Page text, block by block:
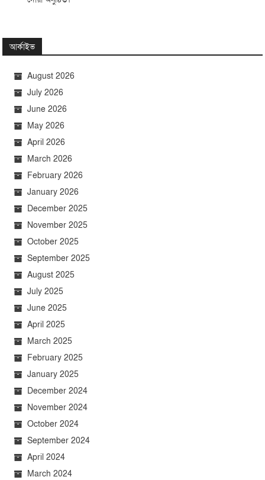
আর্কাইভ
August 2026
July 2026
June 2026
May 2026
April 2026
March 2026
February 2026
January 2026
December 2025
November 2025
October 2025
September 2025
August 2025
July 2025
June 2025
April 2025
March 2025
February 2025
January 2025
December 2024
November 2024
October 2024
September 2024
April 2024
March 2024